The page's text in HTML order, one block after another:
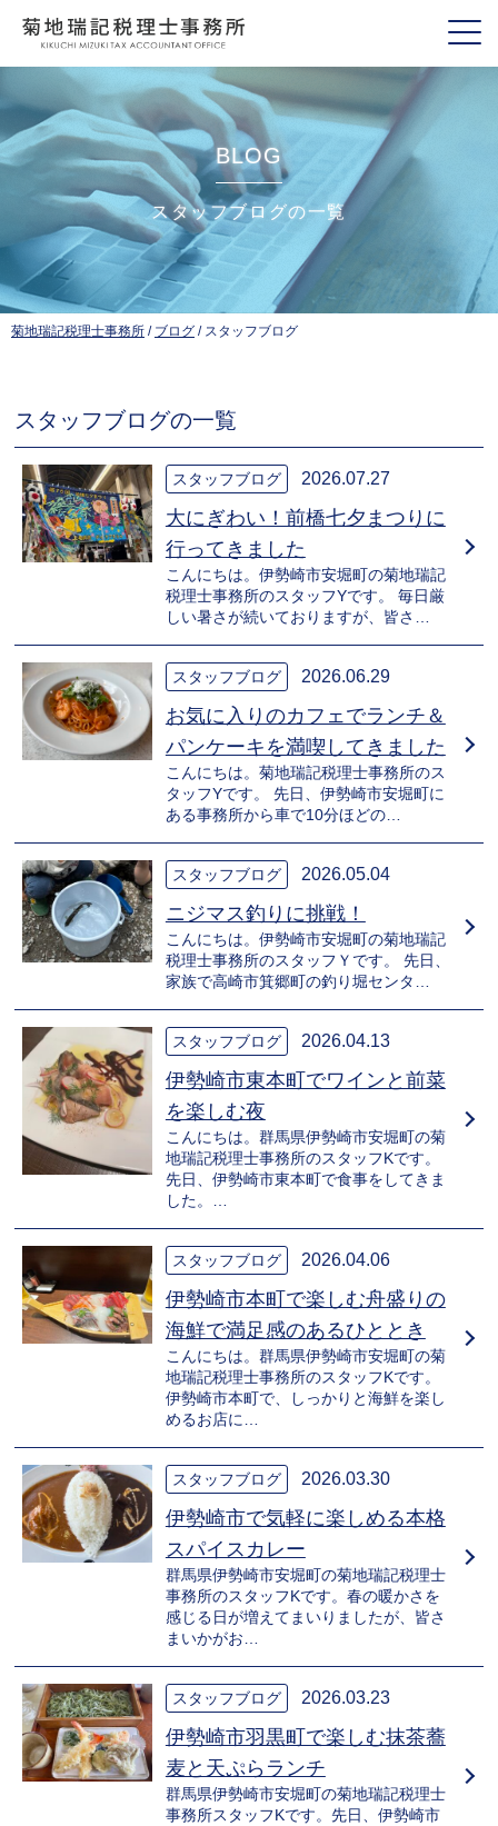
BLOG
スタッフブログの一覧
菊地瑞記税理士事務所 / ブログ / スタッフブログ
スタッフブログの一覧
スタッフブログ 2026.07.27
大にぎわい！前橋七夕まつりに
行ってきました
こんにちは。伊勢崎市安堀町の菊地瑞記
税理士事務所のスタッフYです。 毎日厳
しい暑さが続いておりますが、皆さ…
スタッフブログ 2026.06.29
お気に入りのカフェでランチ＆
パンケーキを満喫してきました
こんにちは。菊地瑞記税理士事務所のス
タッフYです。 先日、伊勢崎市安堀町に
ある事務所から車で10分ほどの…
スタッフブログ 2026.05.04
ニジマス釣りに挑戦！
こんにちは。伊勢崎市安堀町の菊地瑞記
税理士事務所のスタッフＹです。 先日、
家族で高崎市箕郷町の釣り堀センタ…
スタッフブログ 2026.04.13
伊勢崎市東本町でワインと前菜
を楽しむ夜
こんにちは。群馬県伊勢崎市安堀町の菊
地瑞記税理士事務所のスタッフKです。
先日、伊勢崎市東本町で食事をしてきま
した。…
スタッフブログ 2026.04.06
伊勢崎市本町で楽しむ舟盛りの
海鮮で満足感のあるひととき
こんにちは。群馬県伊勢崎市安堀町の菊
地瑞記税理士事務所のスタッフKです。
伊勢崎市本町で、しっかりと海鮮を楽し
めるお店に…
スタッフブログ 2026.03.30
伊勢崎市で気軽に楽しめる本格
スパイスカレー
群馬県伊勢崎市安堀町の菊地瑞記税理士
事務所のスタッフKです。春の暖かさを
感じる日が増えてまいりましたが、皆さ
まいかがお…
スタッフブログ 2026.03.23
伊勢崎市羽黒町で楽しむ抹茶蕎
麦と天ぷらランチ
群馬県伊勢崎市安堀町の菊地瑞記税理士
事務所スタッフKです。先日、伊勢崎市